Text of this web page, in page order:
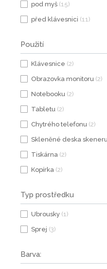
pod myš (15)
před klávesnici (11)
Použití
Klávesnice (2)
Obrazovka monitoru (2)
Notebooku (2)
Tabletu (2)
Chytrého telefonu (2)
Skleněné deska
Tiskárna (2)
Kopírka (2)
Typ prostředku
Ubrousky (1)
Sprej (3)
Barva: